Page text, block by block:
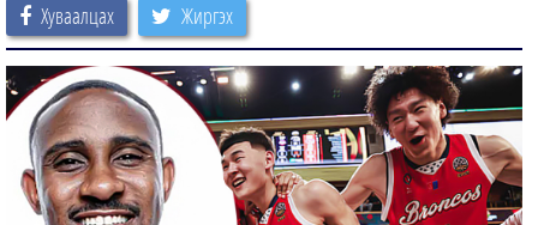
Хуваалцах Жиргэх